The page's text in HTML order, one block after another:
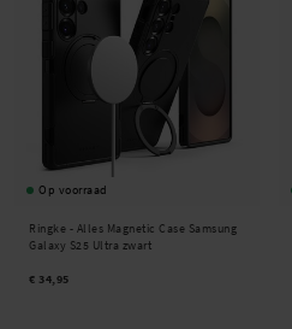
Op voorraad
Ringke - Alles Magnetic Case Samsung
Galaxy S25 Ultra zwart
€ 34,95